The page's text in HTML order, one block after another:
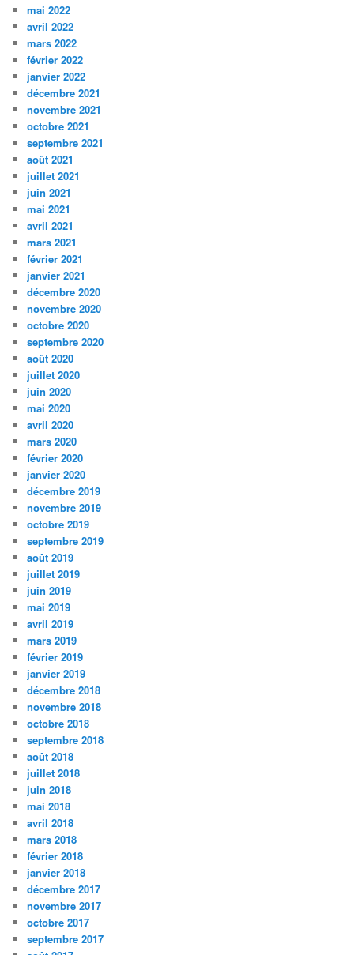
mai 2022
avril 2022
mars 2022
février 2022
janvier 2022
décembre 2021
novembre 2021
octobre 2021
septembre 2021
août 2021
juillet 2021
juin 2021
mai 2021
avril 2021
mars 2021
février 2021
janvier 2021
décembre 2020
novembre 2020
octobre 2020
septembre 2020
août 2020
juillet 2020
juin 2020
mai 2020
avril 2020
mars 2020
février 2020
janvier 2020
décembre 2019
novembre 2019
octobre 2019
septembre 2019
août 2019
juillet 2019
juin 2019
mai 2019
avril 2019
mars 2019
février 2019
janvier 2019
décembre 2018
novembre 2018
octobre 2018
septembre 2018
août 2018
juillet 2018
juin 2018
mai 2018
avril 2018
mars 2018
février 2018
janvier 2018
décembre 2017
novembre 2017
octobre 2017
septembre 2017